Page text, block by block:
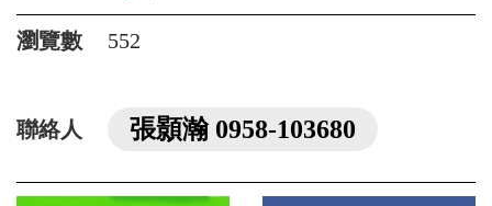
瀏覽數 552
聯絡人 張顥瀚 0958-103680